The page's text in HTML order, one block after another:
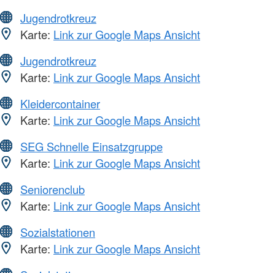
Jugendrotkreuz
Karte: Link zur Google Maps Ansicht
Jugendrotkreuz
Karte: Link zur Google Maps Ansicht
Kleidercontainer
Karte: Link zur Google Maps Ansicht
SEG Schnelle Einsatzgruppe
Karte: Link zur Google Maps Ansicht
Seniorenclub
Karte: Link zur Google Maps Ansicht
Sozialstationen
Karte: Link zur Google Maps Ansicht